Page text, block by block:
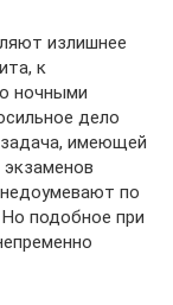
излишнее
к
ночными
дело
имеющей
по
подобное при